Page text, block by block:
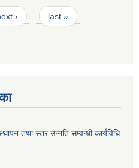
› last »
तथा स्तर उन्नति सम्वन्धी कार्यविधि